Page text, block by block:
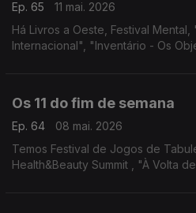
Ep. 65
11 mai. 2026
Há Livros a Oeste, Festival
Internacional", "Inventário - Os
Os 11 do fim de semana
Ep. 64
08 mai. 2026
Temos Festival de Jogos de
Health&Beauty Summit , "À Volta